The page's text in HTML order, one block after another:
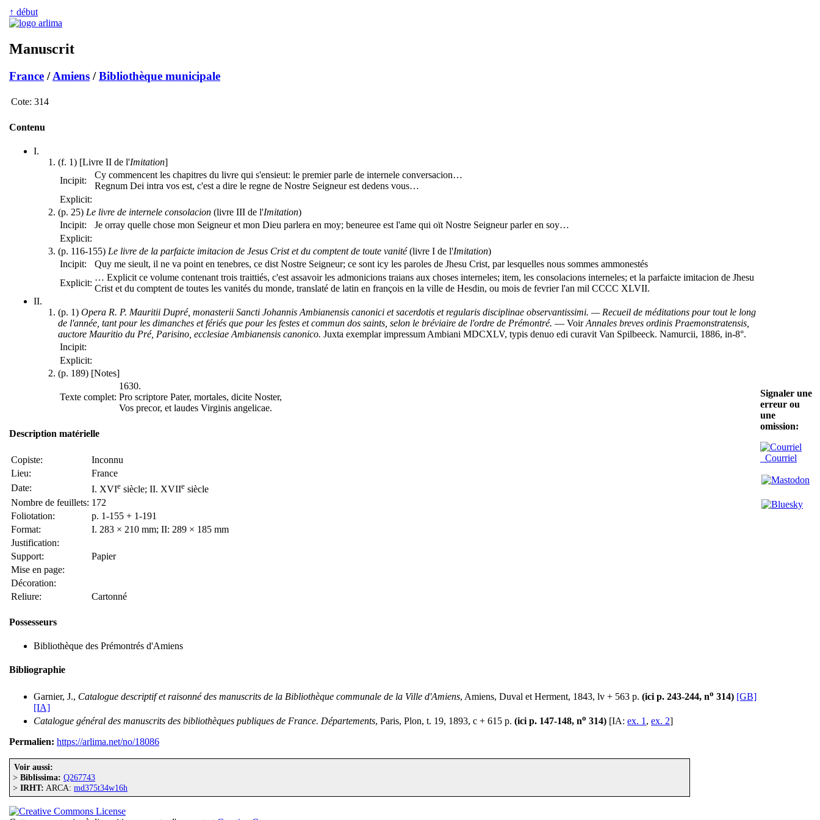
↑ début
Manuscrit
France /Amiens /Bibliothèque municipale
Cote: 314
Contenu
I.
(f. 1) [Livre II de l'Imitation]
Incipit:
Cy commencent les chapitres du livre qui s'ensieut: le premier parle de internele conversacion…
Regnum Dei intra vos est, c'est a dire le regne de Nostre Seigneur est dedens vous…
Explicit:
(p. 25) Le livre de internele consolacion (livre III de l'Imitation)
Incipit:
Je orray quelle chose mon Seigneur et mon Dieu parlera en moy; beneuree est l'ame qui oït Nostre Seigneur parler en soy…
Explicit:
(p. 116-155) Le livre de la parfaicte imitacion de Jesus Crist et du comptent de toute vanité(livre I de l'Imitation)
Incipit:
Quy me sieult, il ne va point en tenebres, ce dist Nostre Seigneur; ce sont icy les paroles de Jhesu Crist, par lesquelles nous sommes ammonestés
Explicit:
… Explicit ce volume contenant trois traittiés, c'est assavoir les admonicions traians aux choses interneles; item, les consolacions interneles; et la parfaicte imitacion de Jhesu
Crist et du comptent de toutes les vanités du monde, translaté de latin en françois en la ville de Hesdin, ou mois de fevrier l'an mil CCCC XLVII.
II.
(p. 1) Opera R. P. Mauritii Dupré, monasterii Sancti Johannis Ambianensis canonici et sacerdotis et regularis disciplinae observantissimi. — Recueil de méditations pour tout le long
de l'année, tant pour les dimanches et fériés que pour les festes et commun dos saints, selon le bréviaire de l'ordre de Prémontré. — VoirAnnales breves ordinis Praemonstratensis,
auctore Mauritio du Pré, Parisino, ecclesiae Ambianensis canonico. Juxta exemplar impressum Ambiani MDCXLV, typis denuo edi curavit Van Spilbeeck. Namurcii, 1886, in-8°.
Incipit:
Explicit:
(p. 189) [Notes]
Texte complet:
1630.
Pro scriptore Pater, mortales, dicite Noster,
Vos precor, et laudes Virginis angelicae.
Description matérielle
Copiste:
Inconnu
Lieu:
France
Date:
I. XVIe siècle; II. XVIIe siècle
Nombre de feuillets: 172
Foliotation:
p. 1-155 + 1-191
Format:
I. 283 × 210 mm; II: 289 × 185 mm
Justification:
Support:
Papier
Mise en page:
Décoration:
Reliure:
Cartonné
Possesseurs
Bibliothèque des Prémontrés d'Amiens
Bibliographie
Garnier, J., Catalogue descriptif et raisonné des manuscrits de la Bibliothèque communale de la Ville d'Amiens, Amiens, Duval et Herment, 1843, lv + 563 p. (ici p. 243-244, no 314) [GB]
[IA]
Catalogue général des manuscrits des bibliothèques publiques de France. Départements, Paris, Plon, t. 19, 1893, c + 615 p. (ici p. 147-148, no 314) [IA: ex. 1 , ex. 2]
Permalien: https://arlima.net/no/18086
Voir aussi:
> Biblissima: Q267743
> IRHT: ARCA: md375t34w16h
Signaler une
erreur ou
une
omission:
Courriel